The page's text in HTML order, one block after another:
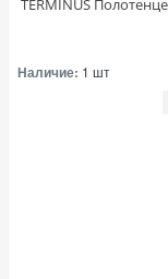
TERMINUS
Наличие: 1 шт